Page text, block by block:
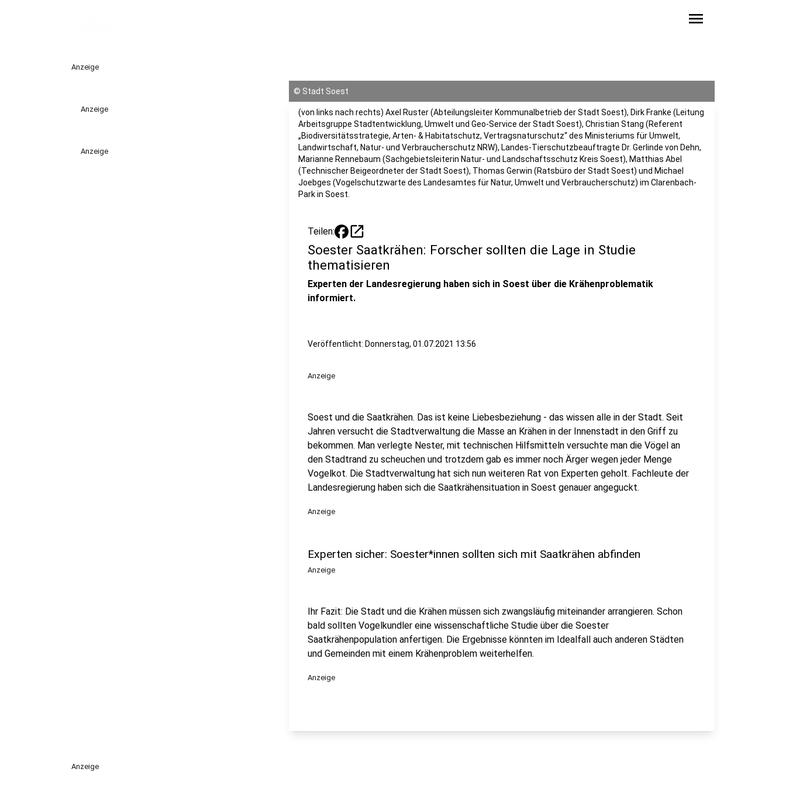
menu
Anzeige
Anzeige
Anzeige
© Stadt Soest
(von links nach rechts) Axel Ruster (Abteilungsleiter Kommunalbetrieb der Stadt Soest), Dirk Franke (Leitung
Arbeitsgruppe Stadtentwicklung, Umwelt und Geo-Service der Stadt Soest), Christian Stang (Referent
„Biodiversitätsstrategie, Arten- & Habitatschutz, Vertragsnaturschutz“ des Ministeriums für Umwelt,
Landwirtschaft, Natur- und Verbraucherschutz NRW), Landes-Tierschutzbeauftragte Dr. Gerlinde von Dehn,
Marianne Rennebaum (Sachgebietsleiterin Natur- und Landschaftsschutz Kreis Soest), Matthias Abel
(Technischer Beigeordneter der Stadt Soest), Thomas Gerwin (Ratsbüro der Stadt Soest) und Michael
Joebges (Vogelschutzwarte des Landesamtes für Natur, Umwelt und Verbraucherschutz) im Clarenbach-
Park in Soest.
Teilen: open_in_new
Soester Saatkrähen: Forscher sollten die Lage in Studie
thematisieren
Experten der Landesregierung haben sich in Soest über die Krähenproblematik
informiert.
Veröffentlicht: Donnerstag, 01.07.2021 13:56
Anzeige
Soest und die Saatkrähen. Das ist keine Liebesbeziehung - das wissen alle in der Stadt. Seit
Jahren versucht die Stadtverwaltung die Masse an Krähen in der Innenstadt in den Griff zu
bekommen. Man verlegte Nester, mit technischen Hilfsmitteln versuchte man die Vögel an
den Stadtrand zu scheuchen und trotzdem gab es immer noch Ärger wegen jeder Menge
Vogelkot. Die Stadtverwaltung hat sich nun weiteren Rat von Experten geholt. Fachleute der
Landesregierung haben sich die Saatkrähensituation in Soest genauer angeguckt.
Anzeige
Experten sicher: Soester*innen sollten sich mit Saatkrähen abfinden
Anzeige
Ihr Fazit: Die Stadt und die Krähen müssen sich zwangsläufig miteinander arrangieren. Schon
bald sollten Vogelkundler eine wissenschaftliche Studie über die Soester
Saatkrähenpopulation anfertigen. Die Ergebnisse könnten im Idealfall auch anderen Städten
und Gemeinden mit einem Krähenproblem weiterhelfen.
Anzeige
Anzeige